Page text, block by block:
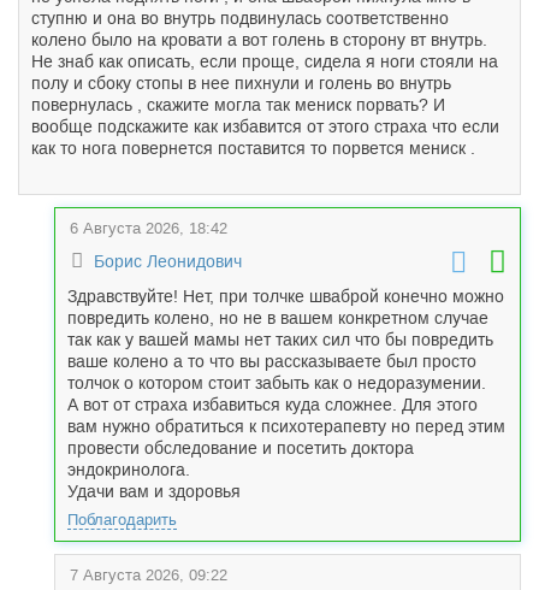
ступню и она во внутрь подвинулась соответственно
колено было на кровати а вот голень в сторону вт внутрь.
Не знаб как описать, если проще, сидела я ноги стояли на
полу и сбоку стопы в нее пихнули и голень во внутрь
повернулась , скажите могла так мениск порвать? И
вообще подскажите как избавится от этого страха что если
как то нога повернется поставится то порвется мениск .
6 Августа 2026, 18:42
Борис Леонидович
Здравствуйте! Нет, при толчке шваброй конечно можно
повредить колено, но не в вашем конкретном случае
так как у вашей мамы нет таких сил что бы повредить
ваше колено а то что вы рассказываете был просто
толчок о котором стоит забыть как о недоразумении.
А вот от страха избавиться куда сложнее. Для этого
вам нужно обратиться к психотерапевту но перед этим
провести обследование и посетить доктора
эндокринолога.
Удачи вам и здоровья
Поблагодарить
7 Августа 2026, 09:22